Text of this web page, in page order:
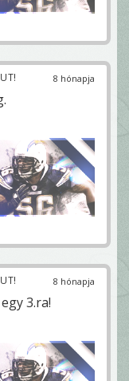
8 hónapja
8 hónapja
3.ra!